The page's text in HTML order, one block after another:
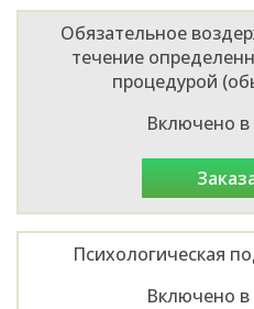
Обязательное
течение
процедурой
Включено в
Психологическая
Включено в